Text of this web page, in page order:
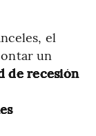
el
un
de recesión